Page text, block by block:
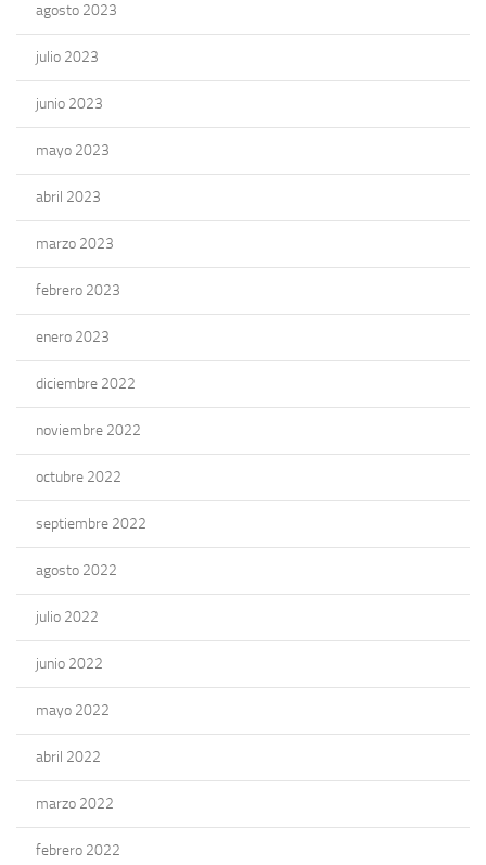
agosto 2023
julio 2023
junio 2023
mayo 2023
abril 2023
marzo 2023
febrero 2023
enero 2023
diciembre 2022
noviembre 2022
octubre 2022
septiembre 2022
agosto 2022
julio 2022
junio 2022
mayo 2022
abril 2022
marzo 2022
febrero 2022